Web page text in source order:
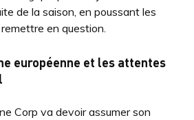
de la saison, en poussant les
en question.
européenne et les attentes
Corp va devoir assumer son